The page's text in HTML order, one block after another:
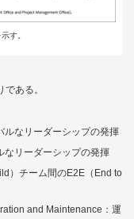
す。
ある。
ルなリーダーシップの発揮
なリーダーシップの発揮
）チーム間のE2E（End to
and Maintenance：運